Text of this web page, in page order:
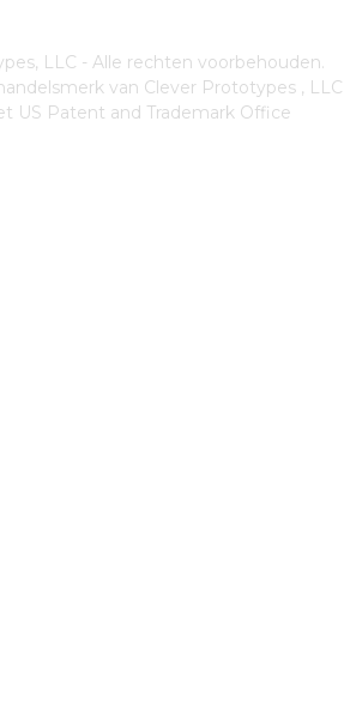
LLC - Alle rechten voorbehouden.
van Clever Prototypes , LLC
US Patent and Trademark Office